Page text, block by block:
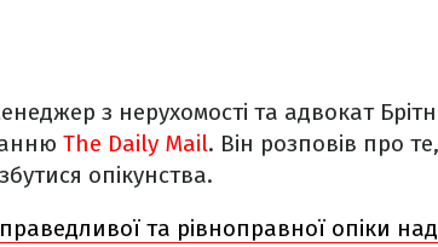
з нерухомості та адвокат
The Daily Mail. Він розповів про
опікунства.
та рівноправної опіки